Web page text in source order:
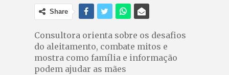
Share
Consultora orienta sobre os desafios
do aleitamento, combate mitos e
mostra como família e informação
podem ajudar as mães